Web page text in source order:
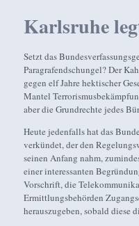
Karlsruhe
Setzt das
Paragrafendschungel? Der
gegen elf Jahre hektischer
Mantel
aber die Grundrechte jedes
Heute jedenfalls hat das
verkündet, der den
seinen Anfang nahm,
einer interessanten
Vorschrift, die
Ermittlungsbehörden
herauszugeben, sobald diese